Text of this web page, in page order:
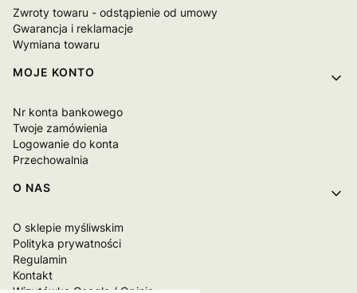
Zwroty towaru - odstąpienie od umowy
Gwarancja i reklamacje
Wymiana towaru
MOJE KONTO
Nr konta bankowego
Twoje zamówienia
Logowanie do konta
Przechowalnia
O NAS
O sklepie myśliwskim
Polityka prywatności
Regulamin
Kontakt